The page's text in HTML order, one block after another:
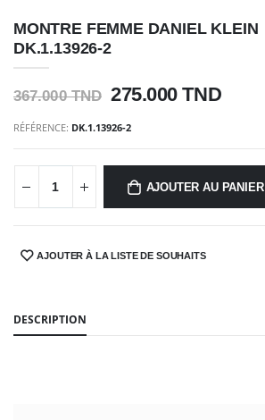
MONTRE FEMME DANIEL KLEIN
DK.1.13926-2
367.000 TND 275.000 TND
RÉFÉRENCE: DK.1.13926-2
AJOUTER AU PANIER
SHARE:AJOUTER À LA LISTE DE SOUHAITS
DESCRIPTION